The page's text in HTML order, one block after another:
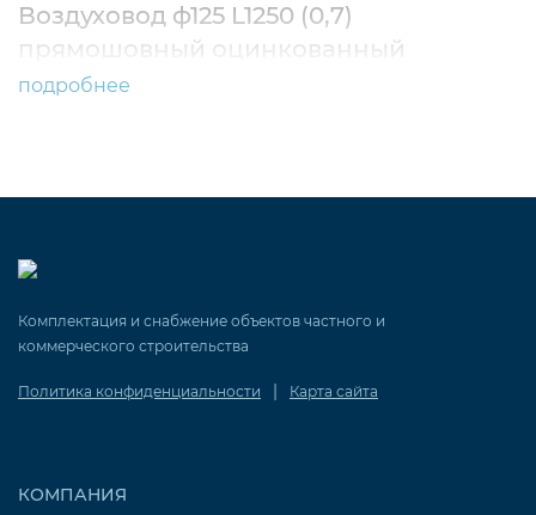
Воздуховод ф125 L1250 (0,7)
прямошовный оцинкованный
подробнее
Комплектация и снабжение объектов частного и
коммерческого строительства
Политика конфиденциальности Карта сайта
КОМПАНИЯ